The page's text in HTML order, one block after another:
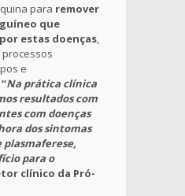
para remover
que
estas doenças,
e
“Na prática clínica
resultados com
com doenças
dos sintomas
plasmaferese,
para o
clínico da Pró-